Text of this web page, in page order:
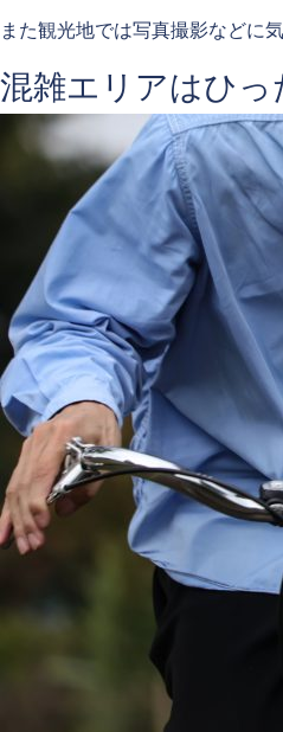
また観光地では写真撮影などに
混雑エリアはひ